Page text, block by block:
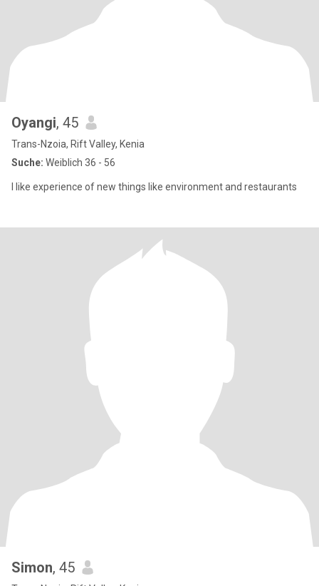
Oyangi, 45
Trans-Nzoia, Rift Valley, Kenia
Suche: Weiblich 36 - 56
I like experience of new things like environment and restaurants
Simon, 45